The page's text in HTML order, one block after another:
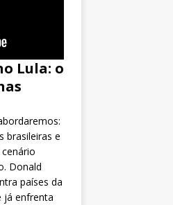
Lula: o
brasileiras e
Donald
países da
já enfrenta